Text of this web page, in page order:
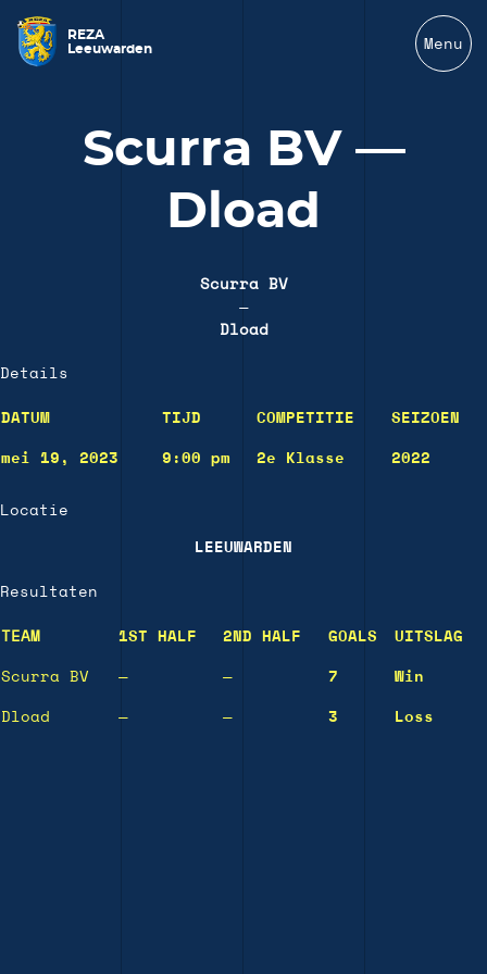
REZA
Leeuwarden
Menu
Scurra BV —
Dload
Scurra BV
—
Dload
Details
DATUM TIJD COMPETITIE SEIZOEN
mei 19, 2023 9:00 pm 2e Klasse 2022
Locatie
LEEUWARDEN
Resultaten
TEAM 1ST HALF 2ND HALF GOALS UITSLAG
Scurra BV — — 7 Win
Dload — — 3 Loss